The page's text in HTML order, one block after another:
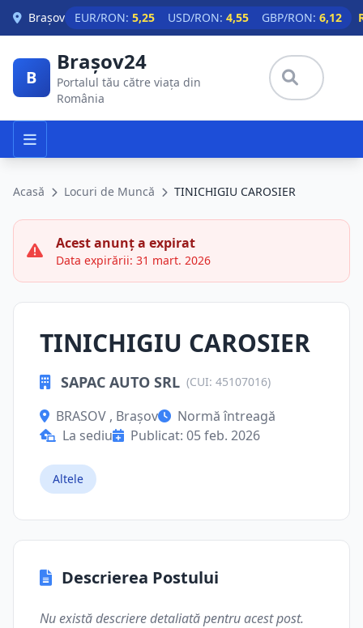
Skip to main content
Brașov EUR/RON: 5,25 USD/RON: 4,55 GBP/RON: 6,12
B
Brașov24
Portalul tău către viața din
România
Acasă Locuri de Muncă TINICHIGIU CAROSIER
Acest anunț a expirat
Data expirării: 31 mart. 2026
TINICHIGIU CAROSIER
SAPAC AUTO SRL (CUI: 45107016)
BRASOV , Brașov
Normă întreagă
La sediu
Publicat: 05 feb. 2026
Altele
Descrierea Postului
Nu există descriere detaliată pentru acest post.